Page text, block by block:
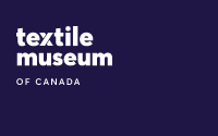
Site Logo